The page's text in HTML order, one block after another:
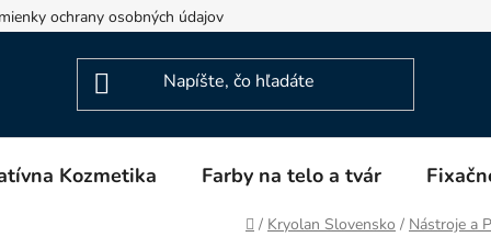
ochrany osobných údajov
Kozmetika Farby na telo a tvár
Domov
/ Kryolan Slovensko / Nástroje a